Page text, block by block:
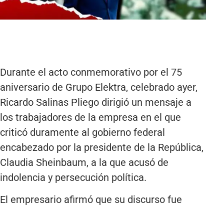
Durante el acto conmemorativo por el 75
aniversario de Grupo Elektra, celebrado ayer,
Ricardo Salinas Pliego dirigió un mensaje a
los trabajadores de la empresa en el que
criticó duramente al gobierno federal
encabezado por la presidente de la República,
Claudia Sheinbaum, a la que acusó de
indolencia y persecución política.
El empresario afirmó que su discurso fue